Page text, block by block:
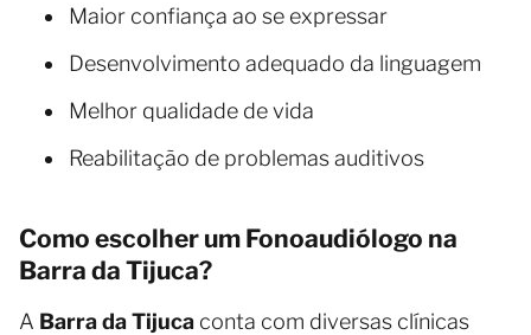
Maior confiança ao se expressar
Desenvolvimento adequado da linguagem
Melhor qualidade de vida
Reabilitação de problemas auditivos
Como escolher um Fonoaudiólogo na
Barra da Tijuca?
A Barra da Tijuca conta com diversas clínicas